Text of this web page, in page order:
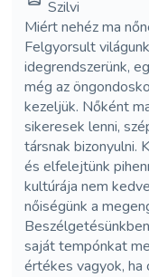
Szilvi
Miért nehéz ma
Felgyorsult
idegrendszerünk,
még az
kezeljük. Nőként
sikeresek lenni,
társnak bizonyulni.
és elfelejtünk
kultúrája nem
nőiségünk a
saját tempónkat
értékes vagyok, ha